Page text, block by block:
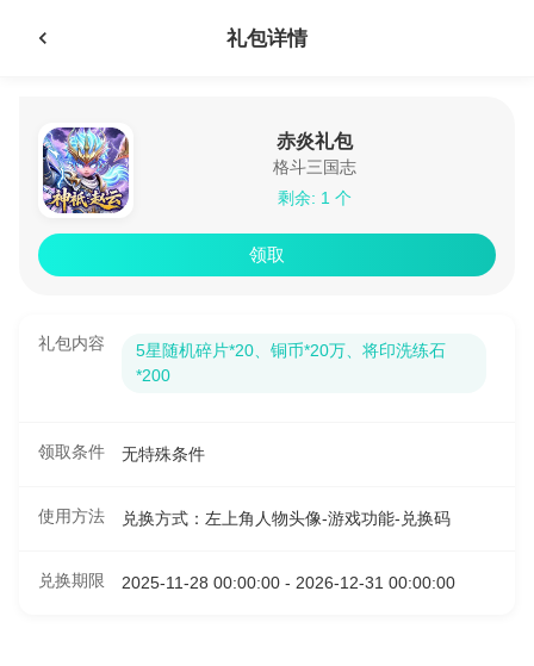
礼包详情
赤炎礼包
格斗三国志
剩余: 1 个
领取
礼包内容
5星随机碎片*20、铜币*20万、将印洗练石
*200
领取条件 无特殊条件
使用方法 兑换方式：左上角人物头像-游戏功能-兑换码
兑换期限 2025-11-28 00:00:00 - 2026-12-31 00:00:00